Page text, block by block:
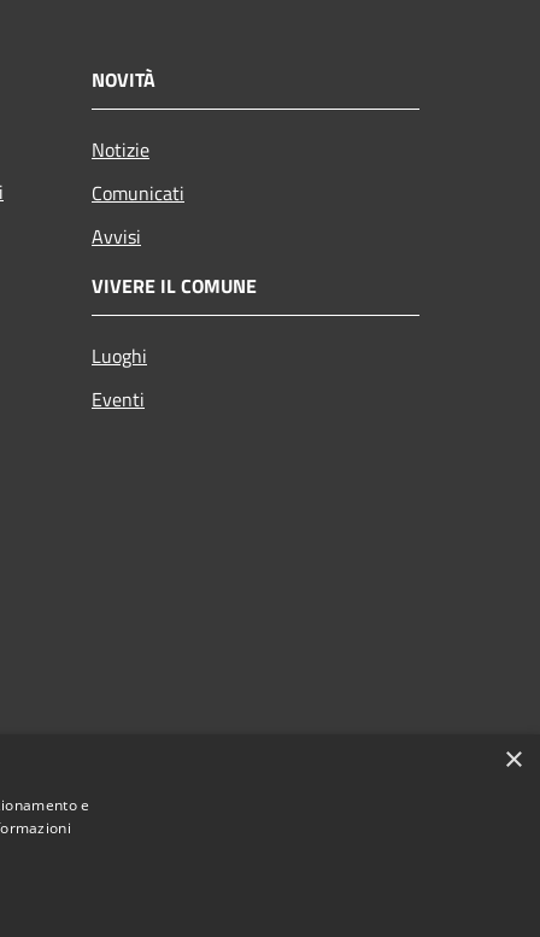
NOVITÀ
Notizie
Comunicati
Avvisi
VIVERE IL COMUNE
Luoghi
Eventi
×
e